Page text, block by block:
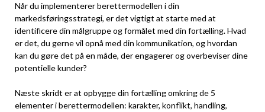
Når du implementerer berettermodellen i din
markedsføringsstrategi, er det vigtigt at starte med at
identificere din målgruppe og formålet med din fortælling. Hvad
er det, du gerne vil opnå med din kommunikation, og hvordan
kan du gøre det på en måde, der engagerer og overbeviser dine
potentielle kunder?
Næste skridt er at opbygge din fortælling omkring de 5
elementer i berettermodellen: karakter, konflikt, handling,